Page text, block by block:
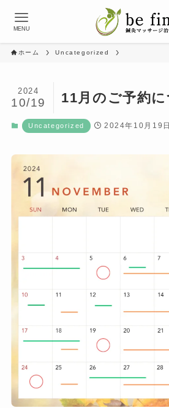
MENU
ホーム Uncategorized
11月のご予約
2024
10/19
Uncategorized 2024年10月19日